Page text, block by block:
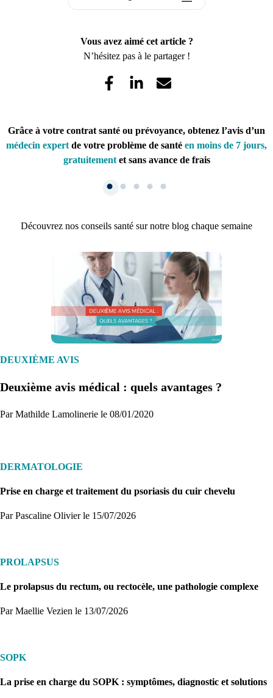
Vous avez aimé cet article ?
N’hésitez pas à le partager !
Grâce à votre contrat santé ou prévoyance, obtenez l’avis d’un
médecin expert de votre problème de santé en moins de 7 jours,
gratuitementet sans avance de frais
1. Inscription
Créez un compte et récupérez votre dossier médical en parallèle
Je commence
Découvrez nos conseils santé sur notre blog chaque semaine
DEUXIÈME AVIS
Deuxième avis médical : quels avantages ?
Par Mathilde Lamolinerie le 08/01/2020
DERMATOLOGIE
Prise en charge et traitement du psoriasis du cuir chevelu
Par Pascaline Olivierle 15/07/2026
PROLAPSUS
Le prolapsus du rectum, ou rectocèle, une pathologie complexe
Par Maellie Vezien le 13/07/2026
SOPK
La prise en charge du SOPK : symptômes, diagnostic et solutions